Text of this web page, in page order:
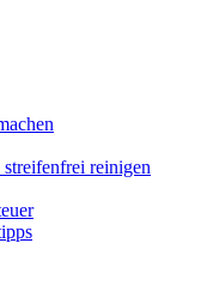
reinigen